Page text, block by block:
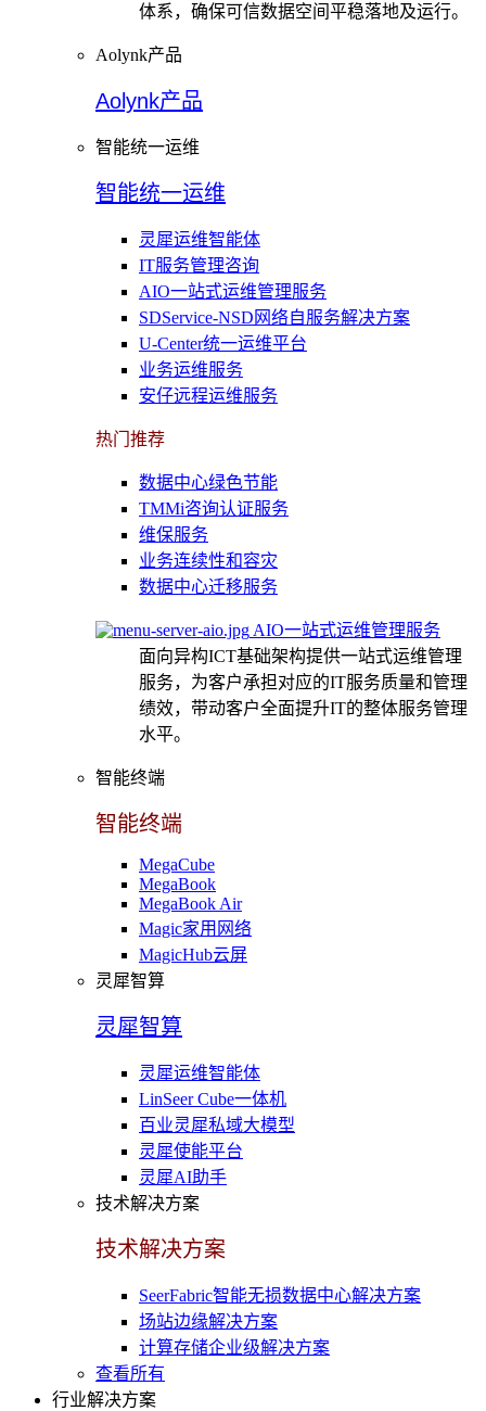
体系，确保可信数据空间平稳落地及运行。
Aolynk产品
Aolynk产品
智能统一运维
智能统一运维
灵犀运维智能体
IT服务管理咨询
AIO一站式运维管理服务
SDService-NSD网络自服务解决方案
U-Center统一运维平台
业务运维服务
安仔远程运维服务
热门推荐
数据中心绿色节能
TMMi咨询认证服务
维保服务
业务连续性和容灾
数据中心迁移服务
AIO一站式运维管理服务
面向异构ICT基础架构提供一站式运维管理
服务，为客户承担对应的IT服务质量和管理
绩效，带动客户全面提升IT的整体服务管理
水平。
智能终端
智能终端
MegaCube
MegaBook
MegaBook Air
Magic家用网络
MagicHub云屏
灵犀智算
灵犀智算
灵犀运维智能体
LinSeer Cube一体机
百业灵犀私域大模型
灵犀使能平台
灵犀AI助手
技术解决方案
技术解决方案
SeerFabric智能无损数据中心解决方案
场站边缘解决方案
计算存储企业级解决方案
查看所有
行业解决方案